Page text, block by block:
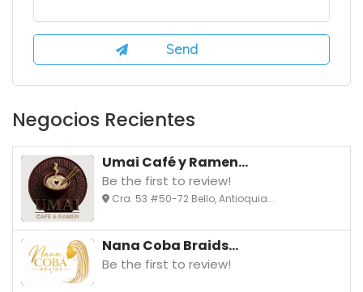
Negocios Recientes
Umai Café y Ramen...
Be the first to review!
Cra. 53 #50-72 Bello, Antioquia...
Nana Coba Braids...
Be the first to review!